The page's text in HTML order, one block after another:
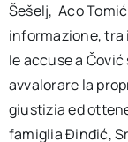
Šešelj, Aco
informazione, tra
le accuse a
avvalorare la
giustizia ed
famiglia Đinđić,